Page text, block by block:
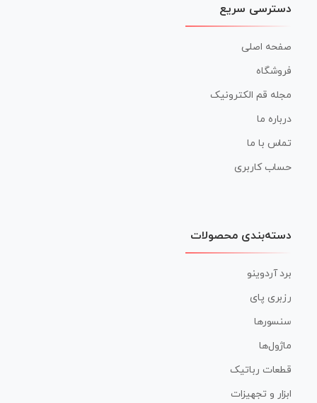
دسترسی سریع
صفحه اصلی
فروشگاه
مجله قم الکترونیک
درباره ما
تماس با ما
حساب کاربری
دسته‌بندی محصولات
برد آردوینو
رزبری پای
سنسورها
ماژول‌ها
قطعات رباتیک
ابزار و تجهیزات